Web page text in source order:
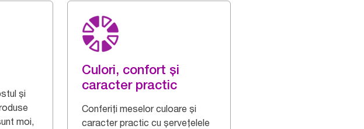
și
moi,
Culori, confort și
caracter practic
Conferiți meselor culoare și
caracter practic cu șervețelele